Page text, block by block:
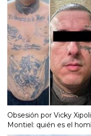
Obsesión por Vicky
Montiel: quién es el